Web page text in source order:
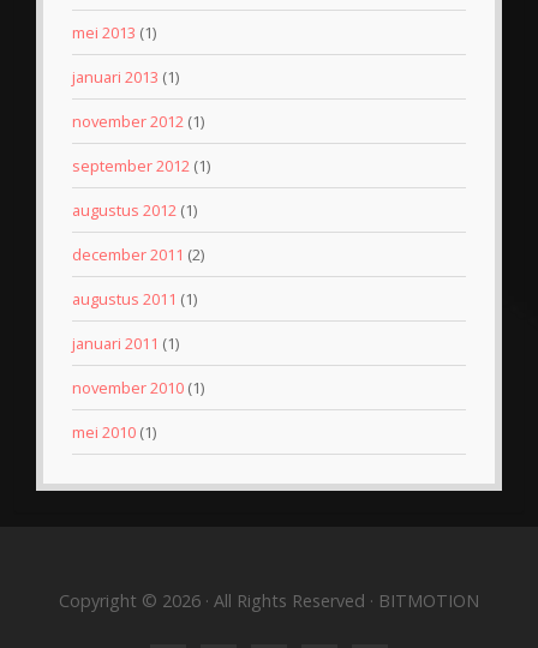
mei 2013 (1)
januari 2013 (1)
november 2012 (1)
september 2012 (1)
augustus 2012 (1)
december 2011 (2)
augustus 2011 (1)
januari 2011 (1)
november 2010 (1)
mei 2010 (1)
Copyright © 2026 · All Rights Reserved · BITMOTION